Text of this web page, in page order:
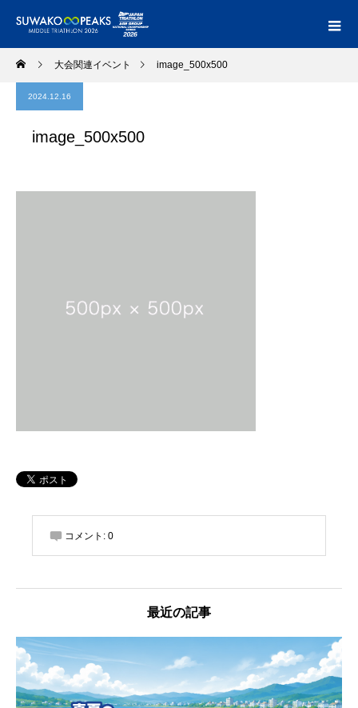
大会関連イベント image_500x500
2024.12.16
image_500x500
コメント: 0
最近の記事